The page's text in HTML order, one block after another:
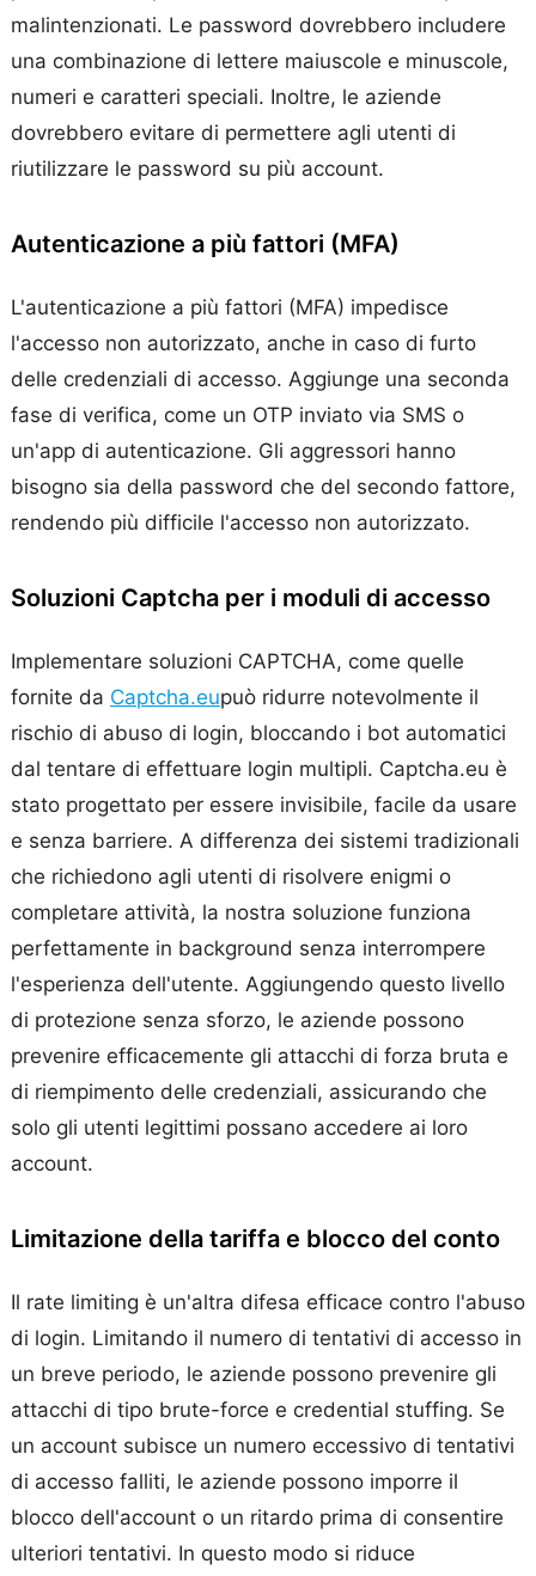
malintenzionati. Le password dovrebbero includere
una combinazione di lettere maiuscole e minuscole,
numeri e caratteri speciali. Inoltre, le aziende
dovrebbero evitare di permettere agli utenti di
riutilizzare le password su più account.
Autenticazione a più fattori (MFA)
L'autenticazione a più fattori (MFA) impedisce
l'accesso non autorizzato, anche in caso di furto
delle credenziali di accesso. Aggiunge una seconda
fase di verifica, come un OTP inviato via SMS o
un'app di autenticazione. Gli aggressori hanno
bisogno sia della password che del secondo fattore,
rendendo più difficile l'accesso non autorizzato.
Soluzioni Captcha per i moduli di accesso
Implementare soluzioni CAPTCHA, come quelle
fornite da Captcha.eupuò ridurre notevolmente il
rischio di abuso di login, bloccando i bot automatici
dal tentare di effettuare login multipli. Captcha.eu è
stato progettato per essere invisibile, facile da usare
e senza barriere. A differenza dei sistemi tradizionali
che richiedono agli utenti di risolvere enigmi o
completare attività, la nostra soluzione funziona
perfettamente in background senza interrompere
l'esperienza dell'utente. Aggiungendo questo livello
di protezione senza sforzo, le aziende possono
prevenire efficacemente gli attacchi di forza bruta e
di riempimento delle credenziali, assicurando che
solo gli utenti legittimi possano accedere ai loro
account.
Limitazione della tariffa e blocco del conto
Il rate limiting è un'altra difesa efficace contro l'abuso
di login. Limitando il numero di tentativi di accesso in
un breve periodo, le aziende possono prevenire gli
attacchi di tipo brute-force e credential stuffing. Se
un account subisce un numero eccessivo di tentativi
di accesso falliti, le aziende possono imporre il
blocco dell'account o un ritardo prima di consentire
ulteriori tentativi. In questo modo si riduce